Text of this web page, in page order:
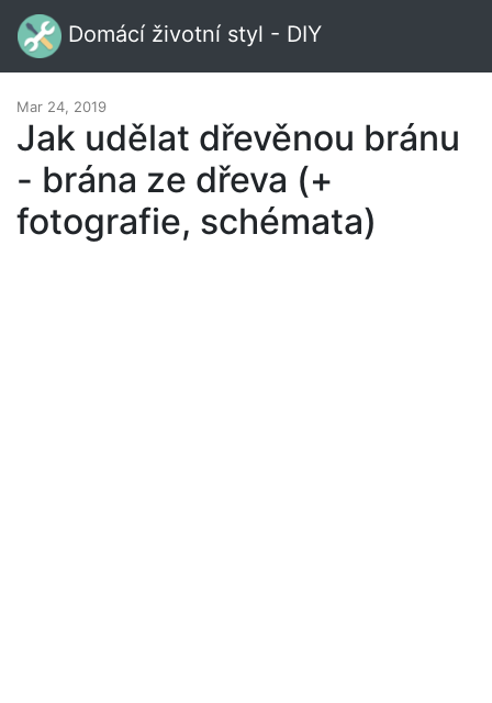
Domácí životní styl - DIY
Mar 24, 2019
Jak udělat dřevěnou bránu
- brána ze dřeva (+
fotografie, schémata)